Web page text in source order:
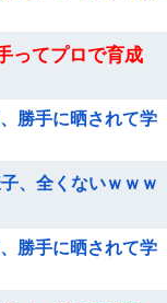
ってプロで育成
勝手に晒されて学
、全くないｗｗｗ
勝手に晒されて学